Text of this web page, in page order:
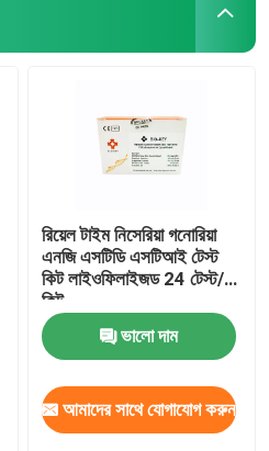
রিয়েল টাইম নিসেরিয়া গনোরিয়া
এনজি এসটিডি এসটিআই টেস্ট
কিট লাইওফিলাইজড 24 টেস্ট/
কিট
ভালো দাম
আমাদের সাথে যোগাযোগ করুন